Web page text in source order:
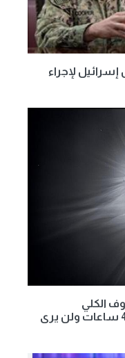
إسرائيل لإجراء
الكلي
للشمس الأربعاء.. يستمر أكثر من 4 ساعات ولن يرى